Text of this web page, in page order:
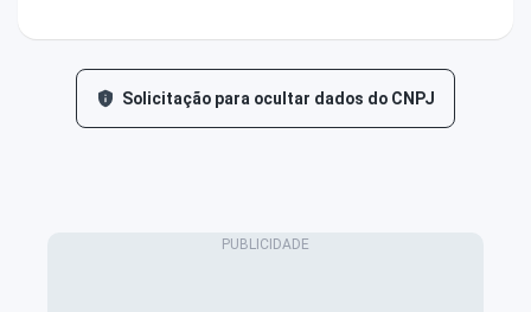
Solicitação para ocultar dados do CNPJ